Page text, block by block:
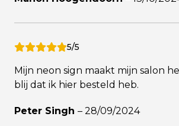
5/5
Mijn neon sign maakt mijn salon
blij dat ik hier besteld heb.
Peter Singh – 28/09/2024